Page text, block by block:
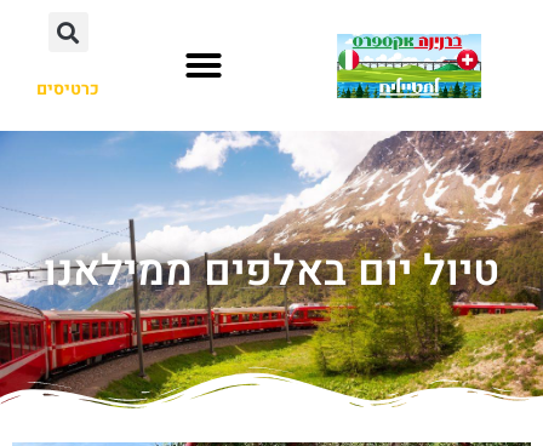
כרטיסים
טיול יום באלפים ממילאנו